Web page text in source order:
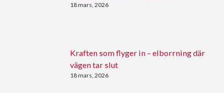
18 mars, 2026
Kraften som flyger in – elborrning där
vägen tar slut
18 mars, 2026